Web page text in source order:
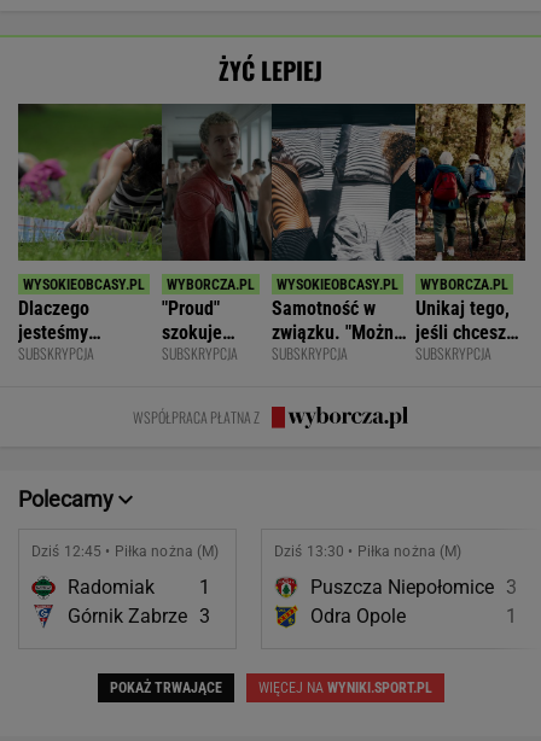
ŻYĆ LEPIEJ
Dlaczego
jesteśmy
permanentnie
SUBSKRYPCJA
"Proud"
szokuje
odważnymi
Rozmawiamy
z twórcami
SUBSKRYPCJA
Samotność w
związku. "Można
być kochaną i
się samotną"
SUBSKRYPCJA
Unikaj tego,
jeśli chcesz
znacznie
SUBSKRYPCJA
WSPÓŁPRACA PŁATNA Z
Polecamy
Dziś 12:45 • Piłka nożna (M)
Radomiak
1
Górnik Zabrze 3
Dziś 13:30 • Piłka nożna (M)
Puszcza Niepołomice 3
Odra Opole
1
POKAŻ TRWAJĄCE WIĘCEJ NAWYNIKI.SPORT.PL